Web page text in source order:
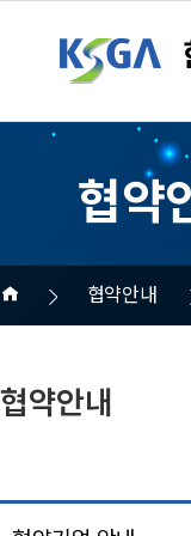
협약
협약안내
협약안내